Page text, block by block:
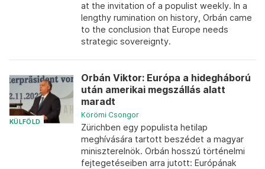
at the invitation of a populist weekly. In a
lengthy rumination on history, Orbán came
to the conclusion that Europe needs
strategic sovereignty.
KÜLFÖLD
Orbán Viktor: Európa a hidegháború
után amerikai megszállás alatt
maradt
Körömi Csongor
Zürichben egy populista hetilap
meghívására tartott beszédet a magyar
miniszterelnök. Orbán hosszú történelmi
fejtegetéseiben arra jutott: Európának